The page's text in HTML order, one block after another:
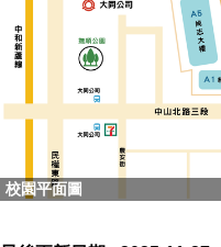
校園平面圖